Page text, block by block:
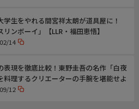
学生をやれる間宮祥太朗が道具屋に！
リンボーイ」【LLR・福田恵悟】
14
表現を徹底比較！東野圭吾の名作「白夜
料理するクリエーターの手腕を堪能せよ
12